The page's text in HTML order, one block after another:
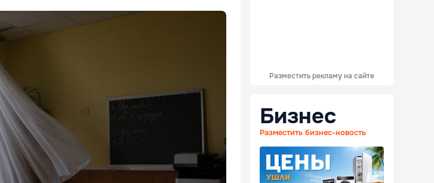
Разместить рекламу на сайте
Бизнес
Разместить бизнес-новость